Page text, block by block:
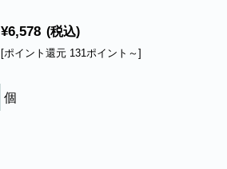
¥6,578 (税込)
[ポイント還元 131ポイント～]
個